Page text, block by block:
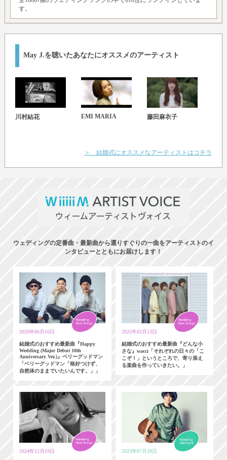
す。
May J.を聴いたあなたにオススメのアーティスト
川村結花 EMI MARIA 藤田麻衣子
＞ 結婚式にオススメなアーティストはコチラ
ウェディングの定番曲・最新曲から選りすぐりの一曲をアーティストのイ
ンタビューとともにお届けします！
2026年06月10日
結婚式のおすすめ最新曲『Happy
Wedding (Major Debut 10th
Anniversary Ver.)』ベリーグッドマン
「ベリーグッドマン「格好つけず、
自然体のままでいたいんです。」」
2025年02月13日
結婚式のおすすめ最新曲『どんな小
さな』wacci「それぞれの日々の「こ
こぞ！」というところで、寄り添え
る楽曲を作っていきたい。」
2024年12月19日 2023年07月28日